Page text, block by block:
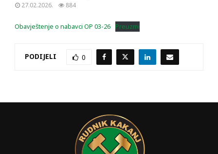
27.02.2026. 884
Obavještenje o nabavci OP 03-26 Preuzmi
PODIJELI 0